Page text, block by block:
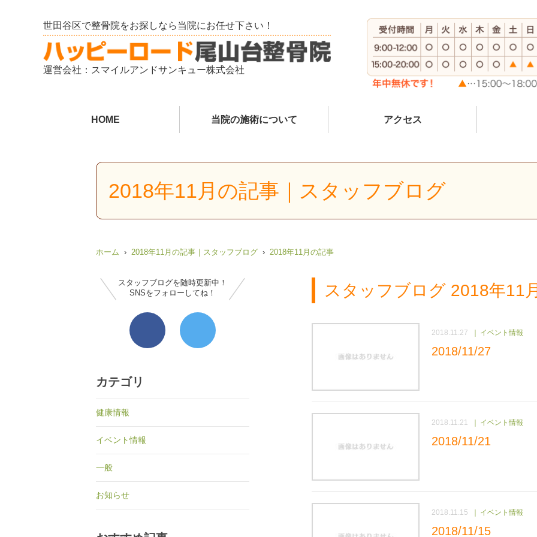
世田谷区で整骨院をお探しなら当院にお任せ下さい！
運営会社：スマイルアンドサンキュー株式会社
HOME 当院の施術について アクセス
2018年11月の記事｜スタッフブログ
ホーム 2018年11月の記事｜スタッフブログ 2018年11月の記事
スタッフブログ 2018年11
2018.11.27 イベント情報
2018/11/27
2018.11.21 イベント情報
2018/11/21
2018.11.15 イベント情報
2018/11/15
スタッフブログを随時更新中！
SNSをフォローしてね！
カテゴリ
健康情報
イベント情報
一般
お知らせ